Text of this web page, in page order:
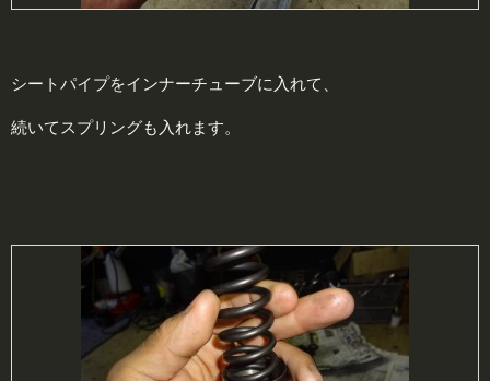
シートパイプをインナーチューブに入れて、
続いてスプリングも入れます。